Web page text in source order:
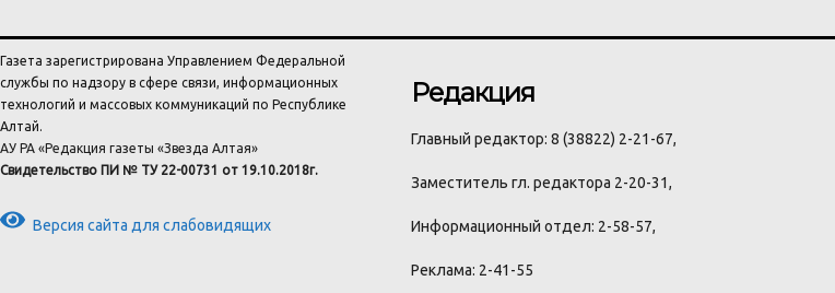
Газета зарегистрирована Управлением Федеральной
службы по надзору в сфере связи, информационных
технологий и массовых коммуникаций по Республике
Алтай.
АУ РА «Редакция газеты «Звезда Алтая»
Свидетельство ПИ № ТУ 22-00731 от 19.10.2018г.
Версия сайта для слабовидящих
Редакция
Главный редактор: 8 (38822) 2-21-67,
Заместитель гл. редактора 2-20-31,
Информационный отдел: 2-58-57,
Реклама: 2-41-55